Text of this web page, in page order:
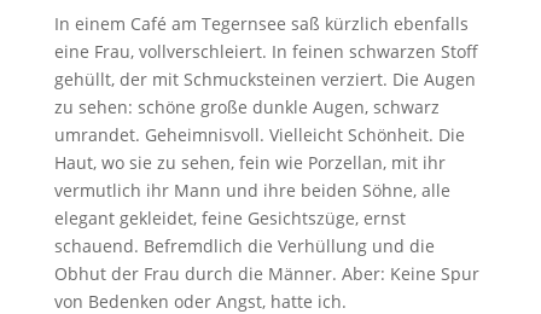
In einem Café am Tegernsee saß kürzlich ebenfalls
eine Frau, vollverschleiert. In feinen schwarzen Stoff
gehüllt, der mit Schmucksteinen verziert. Die Augen
zu sehen: schöne große dunkle Augen, schwarz
umrandet. Geheimnisvoll. Vielleicht Schönheit. Die
Haut, wo sie zu sehen, fein wie Porzellan, mit ihr
vermutlich ihr Mann und ihre beiden Söhne, alle
elegant gekleidet, feine Gesichtszüge, ernst
schauend. Befremdlich die Verhüllung und die
Obhut der Frau durch die Männer. Aber: Keine Spur
von Bedenken oder Angst, hatte ich.